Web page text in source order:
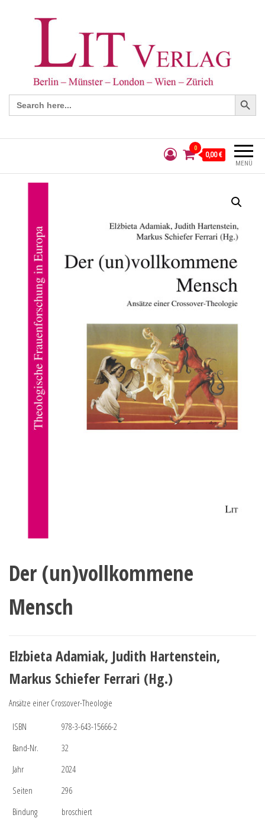
Search
for:
Search Button
MENÜ
0
0,00 €
Der (un)vollkommene
Mensch
Elzbieta Adamiak, Judith Hartenstein,
Markus Schiefer Ferrari (Hg.)
Ansätze einer Crossover-Theologie
ISBN
978-3-643-15666-2
Band-Nr.
32
Jahr
2024
Seiten
296
Bindung
broschiert